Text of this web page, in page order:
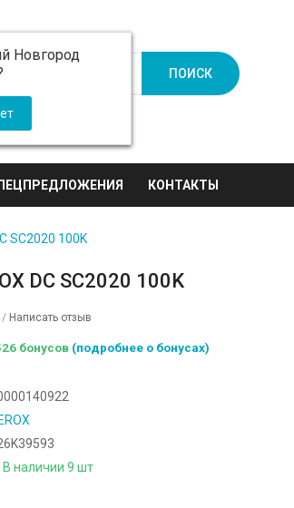
Новгород
ПОИСК
КОНТАКТЫ
SC2020 100K
DC SC2020 100K
/ Написать отзыв
бонусов (подробнее о бонусах)
В наличии 9 шт